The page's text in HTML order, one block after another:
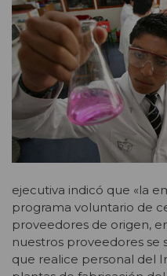
ejecutiva indicó que «la
programa voluntario de
proveedores de origen,
nuestros proveedores se
que realice personal del